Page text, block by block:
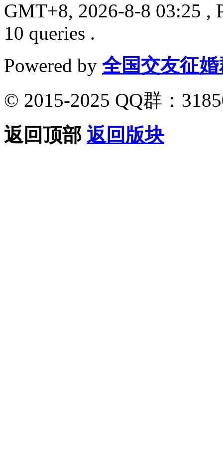
GMT+8, 2026-8-8 03:25 ,
10 queries .
Powered by 全国交友征婚
© 2015-2025 QQ群：
返回顶部 返回版块